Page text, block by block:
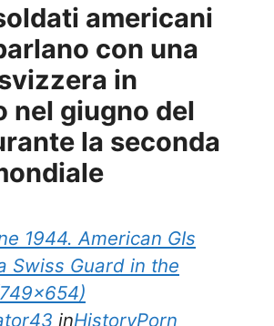
americani
con una
in
nel giugno del
la seconda
1944. American GIs
Swiss Guard in the
inHistoryPorn